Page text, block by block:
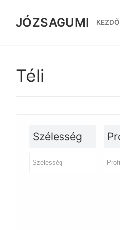
tartalomra
JÓZSAGUMI
Téli
Szélesség